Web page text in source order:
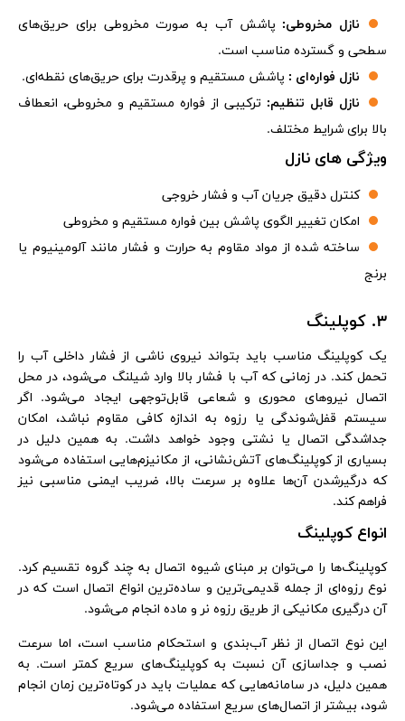
نازل مخروطی: پاشش آب به صورت مخروطی برای حریق‌های
سطحی و گسترده مناسب است.
نازل فواره‌ای : پاشش مستقیم و پرقدرت برای حریق‌های نقطه‌ای.
نازل قابل تنظیم: ترکیبی از فواره مستقیم و مخروطی، انعطاف
بالا برای شرایط مختلف.
ویژگی های نازل
کنترل دقیق جریان آب و فشار خروجی
امکان تغییر الگوی پاشش بین فواره مستقیم و مخروطی
ساخته شده از مواد مقاوم به حرارت و فشار مانند آلومینیوم یا
برنج
3. کوپلینگ
یک کوپلینگ مناسب باید بتواند نیروی ناشی از فشار داخلی آب را
تحمل کند. در زمانی که آب با فشار بالا وارد شیلنگ می‌شود، در محل
اتصال نیروهای محوری و شعاعی قابل‌توجهی ایجاد می‌شود. اگر
سیستم قفل‌شوندگی یا رزوه به اندازه کافی مقاوم نباشد، امکان
جداشدگی اتصال یا نشتی وجود خواهد داشت. به همین دلیل در
بسیاری از کوپلینگ‌های آتش‌نشانی، از مکانیزم‌هایی استفاده می‌شود
که درگیرشدن آن‌ها علاوه بر سرعت بالا، ضریب ایمنی مناسبی نیز
فراهم کند.
انواع کوپلینگ
کوپلینگ‌ها را می‌توان بر مبنای شیوه اتصال به چند گروه تقسیم کرد.
نوع رزوه‌ای از جمله قدیمی‌ترین و ساده‌ترین انواع اتصال است که در
آن درگیری مکانیکی از طریق رزوه نر و ماده انجام می‌شود.
این نوع اتصال از نظر آب‌بندی و استحکام مناسب است، اما سرعت
نصب و جداسازی آن نسبت به کوپلینگ‌های سریع کمتر است. به
همین دلیل، در سامانه‌هایی که عملیات باید در کوتاه‌ترین زمان انجام
شود، بیشتر از اتصال‌های سریع استفاده می‌شود.